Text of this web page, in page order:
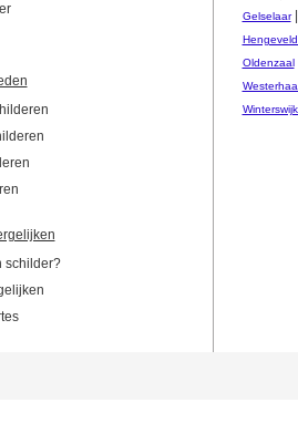
schilder?
Gelselaar
Oldenzaal